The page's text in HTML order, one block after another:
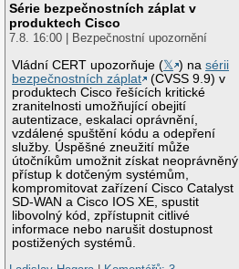
Série bezpečnostních záplat v
produktech Cisco
7.8. 16:00 | Bezpečnostní upozornění
Vládní CERT upozorňuje (𝕏 ) nasérii
bezpečnostních záplat
(CVSS 9.9) v
produktech Cisco řešících kritické
zranitelnosti umožňující obejití
autentizace, eskalaci oprávnění,
vzdálené spuštění kódu a odepření
služby. Úspěšné zneužití může
útočníkům umožnit získat neoprávněný
přístup k dotčeným systémům,
kompromitovat zařízení Cisco Catalyst
SD-WAN a Cisco IOS XE, spustit
libovolný kód, zpřístupnit citlivé
informace nebo narušit dostupnost
postižených systémů.